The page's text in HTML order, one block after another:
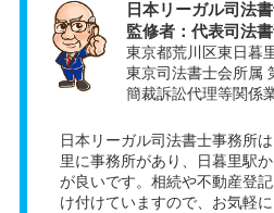
日本リーガル司法
監修者：代表司法
東京都荒川区東日暮
東京司法書士会所属
簡裁訴訟代理等関係
日本リーガル司法書士事務所
里に事務所があり、日暮里駅
が良いです。相続や不動産登
け付けていますので、お気軽に